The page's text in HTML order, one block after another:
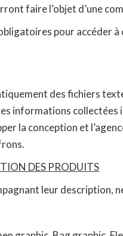
faire l’objet d’une
pour accéder
des fichiers
informations
la conception et
DES PRODUITS
leur description,